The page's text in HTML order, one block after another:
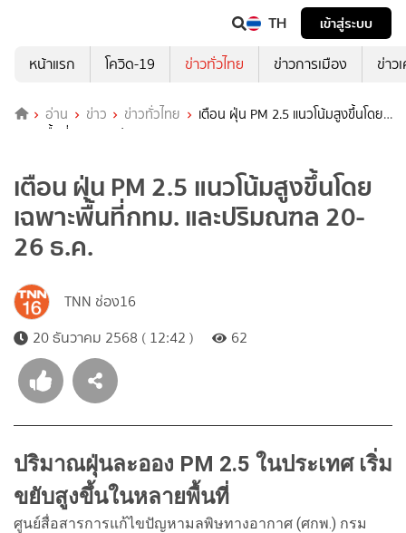
TH
เข้าสู่ระบบ
หน้าแรก
โควิด-19 ข่าวทั่วไทย ข่าวการเมือง ข่าว
อ่าน ข่าว ข่าวทั่วไทย
เตือน ฝุ่น PM 2.5 แนวโน้มสูงขึ้นโดย
เฉพาะพื้นที่กทม. และปริมณฑล 20-26 ธ.ค.
เตือน ฝุ่น PM 2.5 แนวโน้มสูงขึ้นโดย
เฉพาะพื้นที่กทม. และปริมณฑล 20-
26 ธ.ค.
TNN ช่อง16
20 ธันวาคม 2568 ( 12:42 )
62
ปริมาณฝุ่นละออง PM 2.5 ในประเทศ เริ่ม
ขยับสูงขึ้นในหลายพื้นที่
ศูนย์สื่อสารการแก้ไขปัญหามลพิษทางอากาศ (ศกพ.) กรม